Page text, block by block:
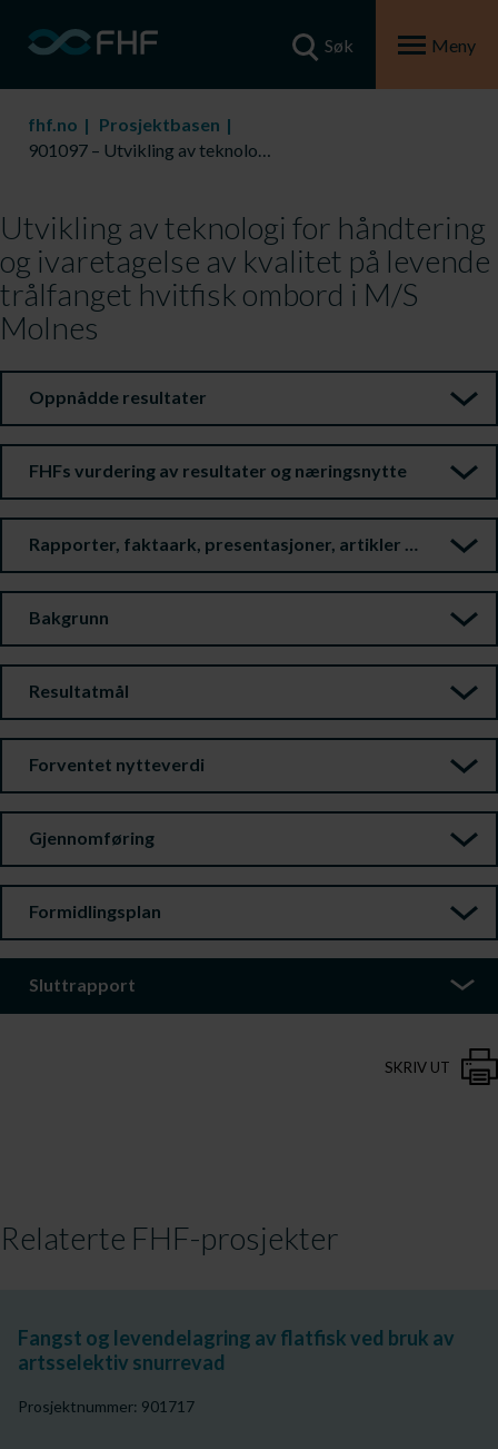
Søk Meny
fhf.no
Prosjektbasen
901097 – Utvikling av teknologi for håndtering og ivaretagelse av kvalitet på levende trålfanget hvitfisk ombord i M/S Molnes
Utvikling av teknologi for håndtering
og ivaretagelse av kvalitet på levende
trålfanget hvitfisk ombord i M/S
Molnes
Oppnådde resultater
FHFs vurdering av resultater og næringsnytte
Rapporter, faktaark, presentasjoner, artikler m.m.
Bakgrunn
Resultatmål
Forventet nytteverdi
Gjennomføring
Formidlingsplan
Sluttrapport
SKRIV UT
Relaterte FHF-prosjekter
Fangst og levendelagring av flatfisk ved bruk av
artsselektiv snurrevad
Prosjektnummer: 901717